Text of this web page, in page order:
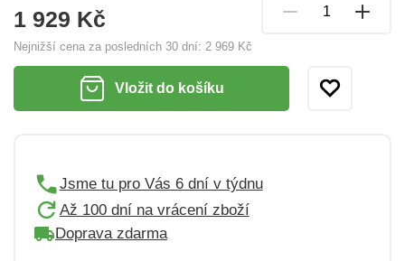
1 929 Kč
Nejnižší cena za posledních 30 dní: 2 969 Kč
Vložit do košíku
Jsme tu pro Vás 6 dní v týdnu
Až 100 dní na vrácení zboží
Doprava zdarma